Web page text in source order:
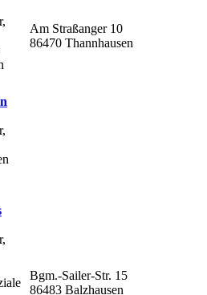
Am Straßanger 10
86470 Thannhausen
Bgm.-Sailer-Str. 15
86483 Balzhausen